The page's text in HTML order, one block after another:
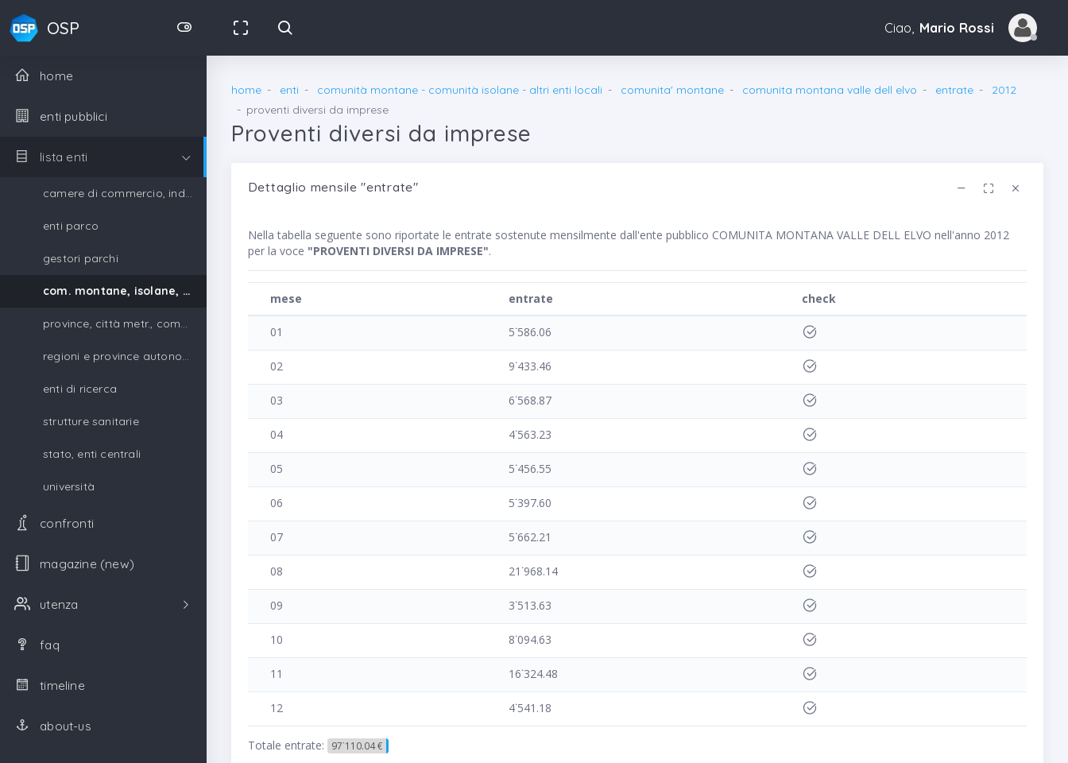
OSP Ciao, Mario Rossi
home
enti pubblici
lista enti
camere di commercio, industria, artigianato e agricoltura
enti parco
gestori parchi
com. montane, isolane, gestori parchi
province, città metr., comuni, unione di comuni
regioni e province autonome
enti di ricerca
strutture sanitarie
stato, enti centrali
università
confronti
magazine (new)
utenza
faq
timeline
about-us
home enti comunità montane - comunità isolane - altri enti locali comunita' montane comunita montana valle dell elvo entrate
2012
proventi diversi da imprese
Proventi diversi da imprese
Dettaglio mensile "entrate"
Nella tabella seguente sono riportate le entrate sostenute mensilmente dall'ente pubblico COMUNITA MONTANA VALLE DELL ELVO nell'anno 2012
per la voce "PROVENTI DIVERSI DA IMPRESE".
mese entrate check
01 5˙586.06
02 9˙433.46
03 6˙568.87
04 4˙563.23
05 5˙456.55
06 5˙397.60
07 5˙662.21
08 21˙968.14
09 3˙513.63
10 8˙094.63
11 16˙324.48
12 4˙541.18
Totale entrate: 97˙110.04 €